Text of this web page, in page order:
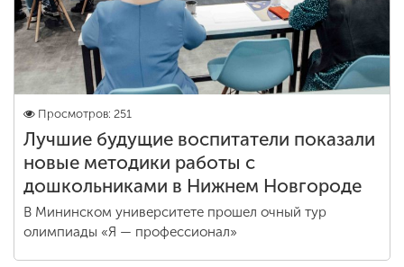
Просмотров: 251
Лучшие будущие воспитатели показали
новые методики работы с
дошкольниками в Нижнем Новгороде
В Мининском университете прошел очный тур
олимпиады «Я — профессионал»